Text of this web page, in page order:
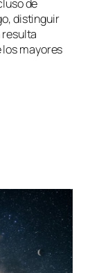
de
distinguir
mayores